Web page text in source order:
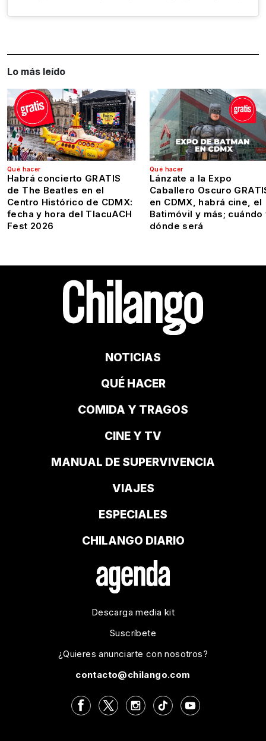
Lo más leído
Qué hacer
Habrá concierto GRATIS
de The Beatles en el
Centro Histórico de CDMX:
fecha y hora del TlacuACH
Fest 2026
Qué hacer
Lánzate a la Expo
Caballero Oscuro
en CDMX, habrá cine, el
Batimóvil y más; cuándo
dónde será
NOTICIAS
QUÉ HACER
COMIDA Y TRAGOS
CINE Y TV
MANUAL DE SUPERVIVENCIA
VIAJES
ESPECIALES
CHILANGO DIARIO
Descarga media kit
Suscríbete
¿Quieres anunciarte con nosotros?
contacto@chilango.com